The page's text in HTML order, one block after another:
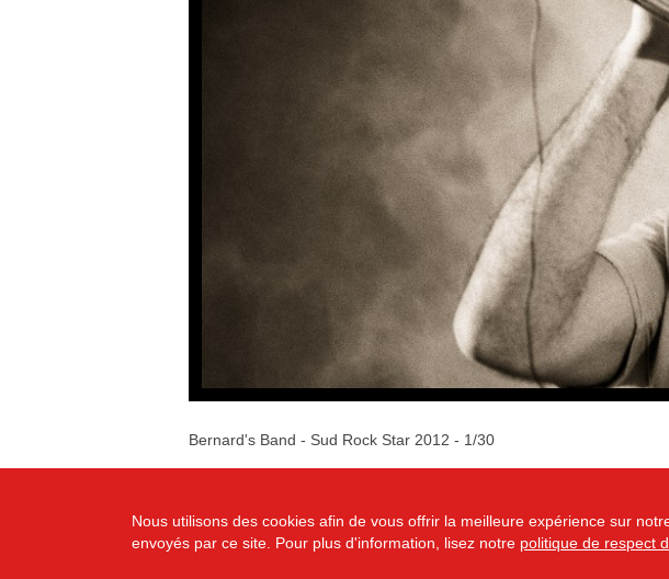
Bernard's Band - Sud Rock Star 2012 - 1/30
Nous utilisons des cookies afin de vous offrir la meilleure expérience sur
envoyés par ce site. Pour plus d'information, lisez notre politique de respect